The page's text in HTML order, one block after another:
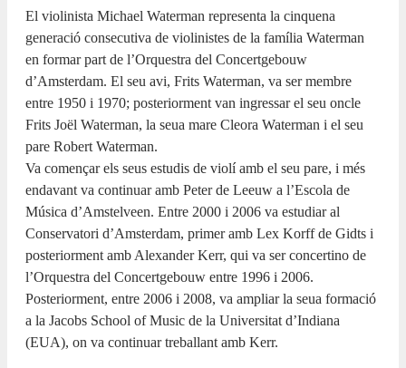
El violinista Michael Waterman representa la cinquena
generació consecutiva de violinistes de la família Waterman
en formar part de l’Orquestra del Concertgebouw
d’Amsterdam. El seu avi, Frits Waterman, va ser membre
entre 1950 i 1970; posteriorment van ingressar el seu oncle
Frits Joël Waterman, la seua mare Cleora Waterman i el seu
pare Robert Waterman.
Va començar els seus estudis de violí amb el seu pare, i més
endavant va continuar amb Peter de Leeuw a l’Escola de
Música d’Amstelveen. Entre 2000 i 2006 va estudiar al
Conservatori d’Amsterdam, primer amb Lex Korff de Gidts i
posteriorment amb Alexander Kerr, qui va ser concertino de
l’Orquestra del Concertgebouw entre 1996 i 2006.
Posteriorment, entre 2006 i 2008, va ampliar la seua formació
a la Jacobs School of Music de la Universitat d’Indiana
(EUA), on va continuar treballant amb Kerr.